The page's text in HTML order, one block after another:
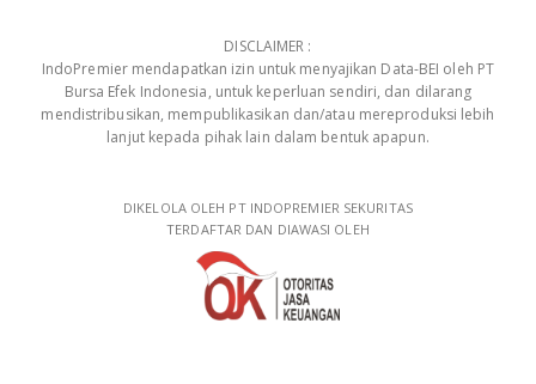
DISCLAIMER :
IndoPremier mendapatkan izin untuk menyajikan Data-BEI oleh PT
Bursa Efek Indonesia, untuk keperluan sendiri, dan dilarang
mendistribusikan, mempublikasikan dan/atau mereproduksi lebih
lanjut kepada pihak lain dalam bentuk apapun.
DIKELOLA OLEH PT INDOPREMIER SEKURITAS
TERDAFTAR DAN DIAWASI OLEH